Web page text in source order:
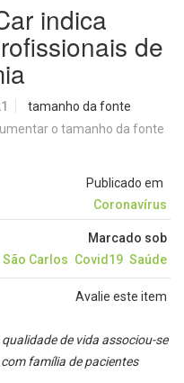
indica
de
tamanho da fonte
Publicado em
Coronavírus
Marcado sob
São Carlos Covid19 Saúde
Avalie este item
de vida associou-se
família de pacientes